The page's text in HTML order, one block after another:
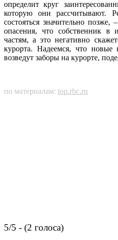
определит круг
которую они рассчитывают.
состояться значительно
опасения, что собственник в
частям, а это негативно
курорта. Надеемся, что новые
возведут заборы на курорте,
по материалам: top.rbc.ru
5/5 - (2 голоса)